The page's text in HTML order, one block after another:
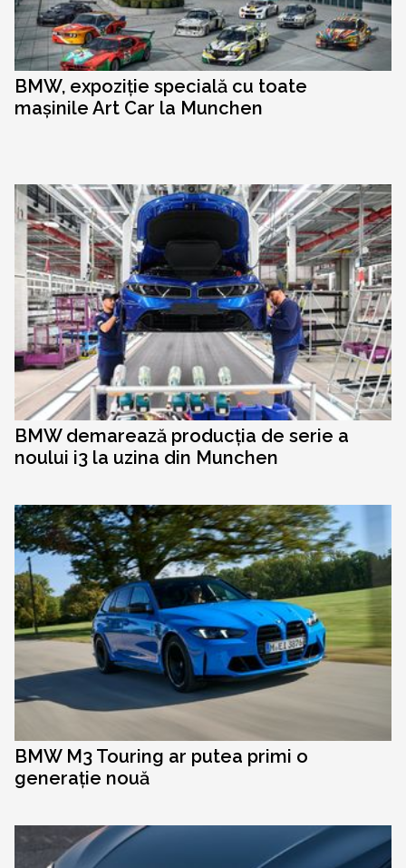
BMW, expoziție specială cu toate
mașinile Art Car la Munchen
BMW demarează producția de serie a
noului i3 la uzina din Munchen
BMW M3 Touring ar putea primi o
generație nouă